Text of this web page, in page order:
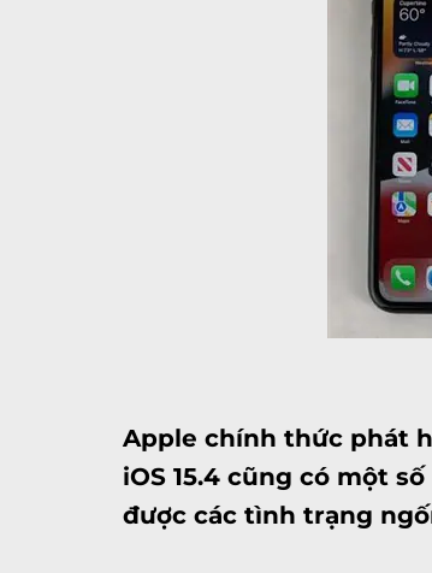
Apple chính thức phát
iOS 15.4 cũng có một
được các tình trạng